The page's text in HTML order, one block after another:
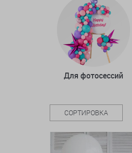
Для фотосессий
СОРТИРОВКА